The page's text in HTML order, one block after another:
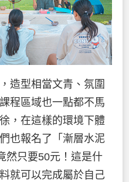
造型相當文青、氛圍
程區域也一點都不馬
，在這樣的環境下體
也報名了「漸層水泥
然只要50元！這是什
就可以完成屬於自己